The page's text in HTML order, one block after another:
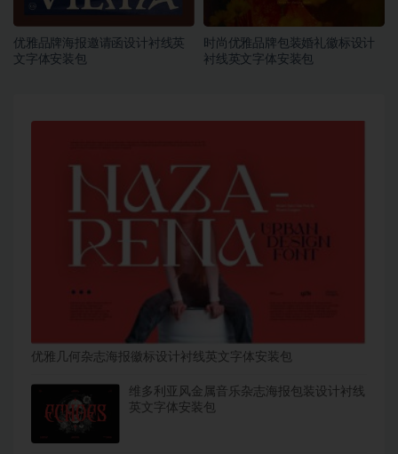
优雅品牌海报邀请函设计衬线英
文字体安装包
时尚优雅品牌包装婚礼徽标设计
衬线英文字体安装包
优雅几何杂志海报徽标设计衬线英文字体安装包
维多利亚风金属音乐杂志海报包装设计衬线
英文字体安装包